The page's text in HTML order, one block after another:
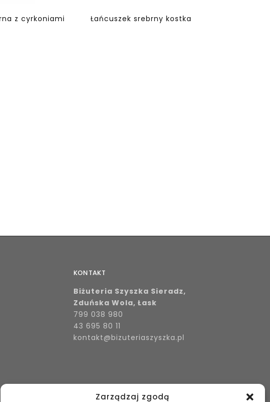
Zarządzaj zgodą
z cyrkoniami Łańcuszek srebrny kostka
KONTAKT
Biżuteria Szyszka Sieradz,
Zduńska Wola, Łask
799 038 980
43 695 80 11
kontakt@bizuteriaszyszka.pl